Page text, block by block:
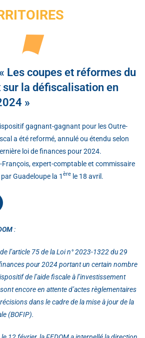
Les coupes et réformes du
sur la défiscalisation en
»
gagnant-gagnant pour les Outre-
a été reformé, annulé ou étendu selon
loi de finances pour 2024.
François, expert-comptable et commissaire
Guadeloupe la 1 ère le 18 avril.
:
l’article 75 de la Loi n° 2023-1322 du 29
pour 2024 portant un certain nombre
de l’aide fiscale à l’investissement
encore en attente d’actes règlementaires
dans le cadre de la mise à jour de la
(BOFIP).